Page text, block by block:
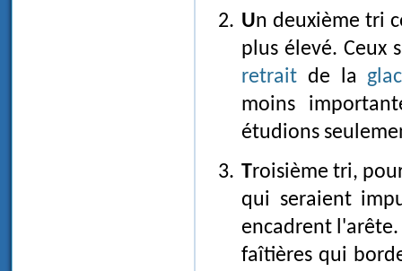
Un deuxième tri consistera à ne retenir, sur chaque arête, que le site le
plus élevé. Ceux
retrait de la
moins
étudions
Troisième tri, pour éliminer, parmi les épaulements les plus élevés, ceux
qui seraient
encadrent l'arête
faîtières qui